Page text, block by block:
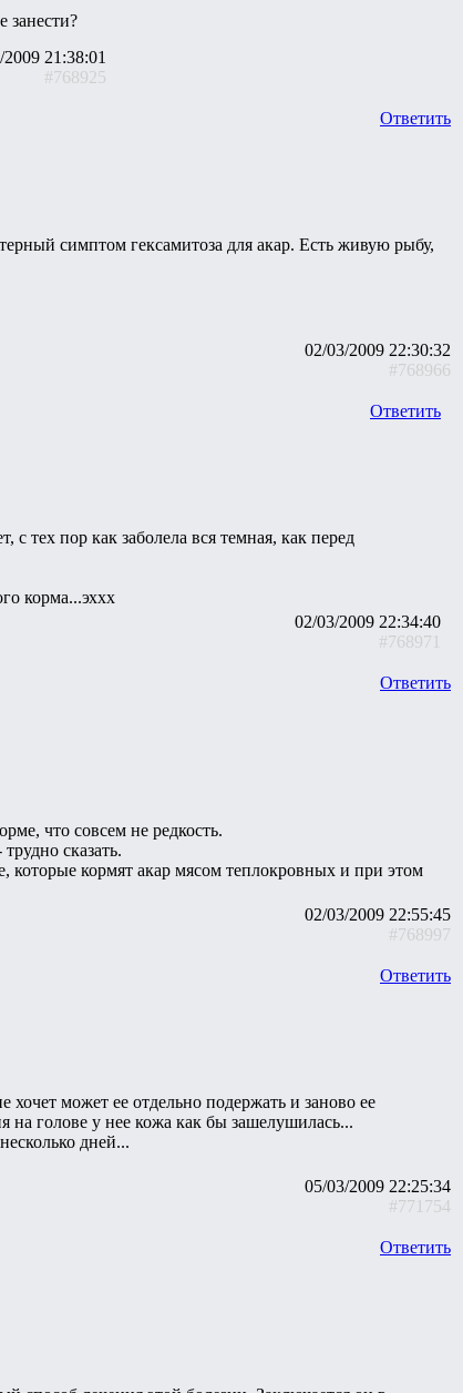
занести?
21:38:01
#768925
Ответить
симптом гексамитоза для акар. Есть живую рыбу,
02/03/2009 22:30:32
#768966
Ответить
тех пор как заболела вся темная, как перед
корма...эххх
02/03/2009 22:34:40
#768971
Ответить
что совсем не редкость.
сказать.
которые кормят акар мясом теплокровных и при этом
02/03/2009 22:55:45
#768997
Ответить
хочет может ее отдельно подержать и заново ее
на голове у нее кожа как бы зашелушилась...
дней...
05/03/2009 22:25:34
#771754
Ответить